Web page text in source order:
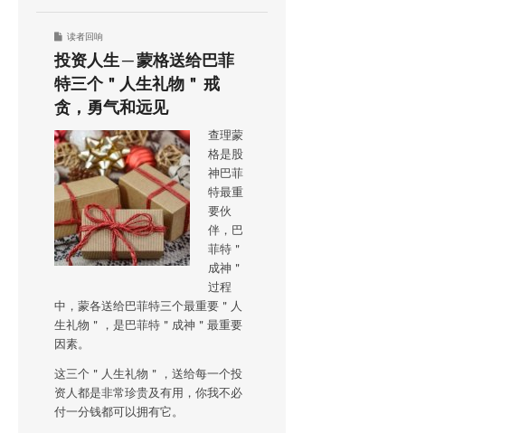
读者回响
投资人生 ─ 蒙格送给巴菲
特三个＂人生礼物＂ 戒
贪，勇气和远见
查理蒙
格是股
神巴菲
特最重
要伙
伴，巴
菲特＂
成神＂
过程
中，蒙各送给巴菲特三个最重要＂人
生礼物＂，是巴菲特＂成神＂最重要
因素。
这三个＂人生礼物＂，送给每一个投
资人都是非常珍贵及有用，你我不必
付一分钱都可以拥有它。